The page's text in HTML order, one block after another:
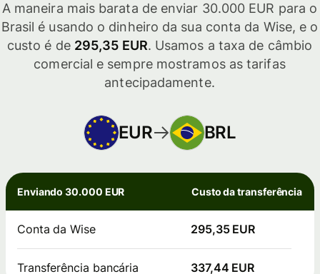
A maneira mais barata de enviar 30.000 EUR para o
Brasil é usando o dinheiro da sua conta da Wise, e o
custo é de 295,35 EUR. Usamos a taxa de câmbio
comercial e sempre mostramos as tarifas
antecipadamente.
EUR BRL
Enviando 30.000 EUR Custo da transferência
Conta da Wise 295,35 EUR
Transferência bancária 337,44 EUR